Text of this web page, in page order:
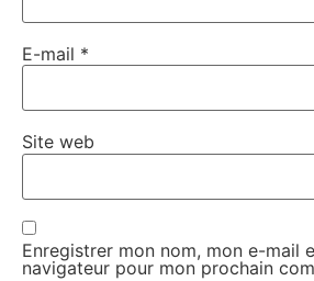
E-mail *
Site web
Enregistrer mon nom, mon e-mail
navigateur pour mon prochain